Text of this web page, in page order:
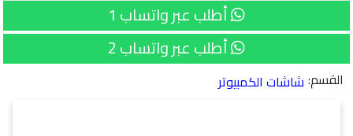
أطلب عبر واتساب 1
أطلب عبر واتساب 2
القسم: شاشات الكمبيوتر